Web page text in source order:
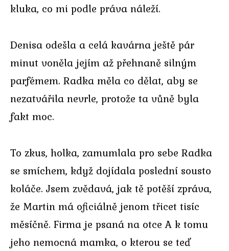
kluka, co mi podle práva náleží.
Denisa odešla a celá kavárna ještě pár
minut voněla jejím až přehnaně silným
parfémem. Radka měla co dělat, aby se
nezatvářila nevrle, protože ta vůně byla
fakt moc.
To zkus, holka, zamumlala pro sebe Radka
se smíchem, když dojídala poslední sousto
koláče. Jsem zvědavá, jak tě potěší zpráva,
že Martin má oficiálně jenom třicet tisíc
měsíčně. Firma je psaná na otce A k tomu
jeho nemocná mamka, o kterou se teď